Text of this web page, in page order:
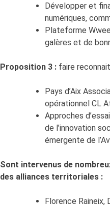
Développer et
numériques,
Plateforme
galères et de
Proposition 3 : faire
Pays d’Aix
opérationnel CL
Approches
de l’innovation
émergente de
Sont intervenus de
des alliances territoriales :
Florence Raineix,